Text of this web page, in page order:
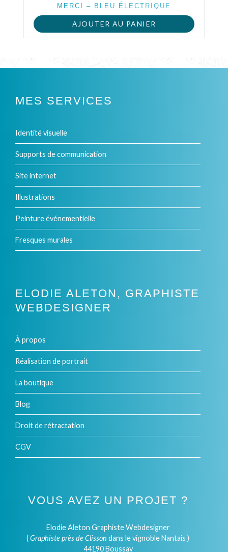
MERCI – BLEU ÉLECTRIQUE
AJOUTER AU PANIER
MES SERVICES
Identité visuelle
Supports de communication
Site internet
Illustrations
Peinture événementielle
Fresques murales
ELODIE ALETON, GRAPHISTE
WEBDESIGNER
À propos
Réalisation de portrait
La boutique
Blog
Droit de rétractation
CGV
VOUS AVEZ UN PROJET ?
Elodie Aleton Graphiste Webdesigner
(Graphiste près de Clisson dans le vignoble Nantais )
44190 Boussay